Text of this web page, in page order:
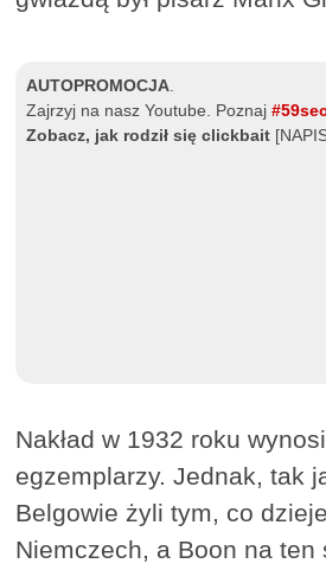
AUTOPROMOCJA
Zajrzyj na nasz Youtube. Poznaj
Zobacz, jak rodził się clickbait
Nakład w 1932 roku
egzemplarzy. Jednak, tak
Belgowie żyli tym, co
Niemczech, a Boon na ten